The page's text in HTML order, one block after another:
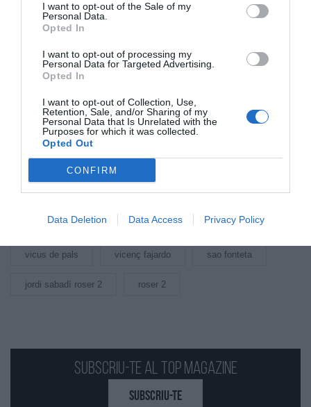
I want to opt-out of the Sale of my
Personal Data.
Opted In
I want to opt-out of processing my
Personal Data for Targeted Advertising.
Opted In
I want to opt-out of Collection, Use,
Retention, Sale, and/or Sharing of my
Personal Data that Is Unrelated with the
Purposes for which it was collected.
Opted Out
CONFIRM
Data Deletion Data Access Privacy Policy
Subscriu-te al Top Magazine
SUBSCRIU-TE
Arxivat a
empordanet sopars amb tòfona
Cuina de la tòfona cuina empordanet
Es Portal de Pals
Joan Carles Sanchez Quim casellas casamar
casamar llafranc hotel terrassa terramar
vicus de pals vicenç fajardo sao fonteta
jordi sabadí roser 2 roser 2